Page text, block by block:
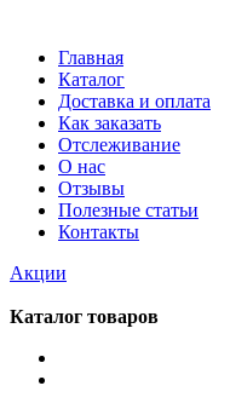
Главная
Каталог
Доставка и оплата
Как заказать
Отслеживание
О нас
Отзывы
Полезные статьи
Контакты
Акции
Каталог товаров